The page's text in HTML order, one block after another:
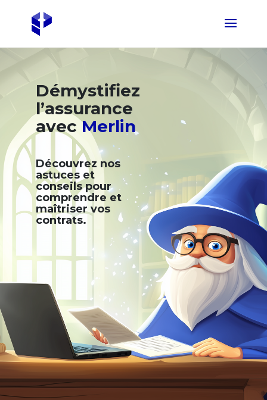
Démystifiez
l’assurance
avecMerlin
Découvrez nos
astuces et
conseils pour
comprendre et
maîtriser vos
contrats.